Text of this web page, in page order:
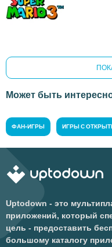
Может быть
ФАН-ИГРЫ ИГРЫ С
Uptodown - это
приложений, который
цель - предоставить
большому каталогу